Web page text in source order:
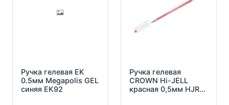
Ручка гелевая EK
0.5мм Megapolis GEL
синяя ЕК92
Ручка гелевая
CROWN Hi-JELL
красная 0,5мм HJR-